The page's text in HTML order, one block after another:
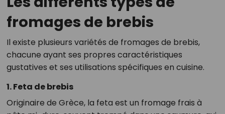
fromages de brebis
Il existe plusieurs variétés de fromages de brebis,
chacune ayant ses propres caractéristiques
gustatives et ses utilisations spécifiques en cuisine.
1. Feta de brebis
Originaire de Grèce, la feta est un fromage frais à